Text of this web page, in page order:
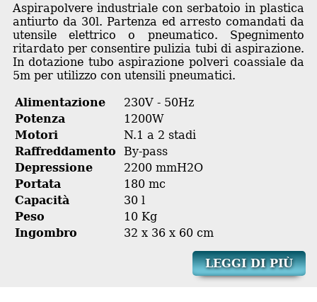
Aspirapolvere industriale con serbatoio in plastica
antiurto da 30l. Partenza ed arresto comandati da
utensile elettrico o pneumatico. Spegnimento
ritardato per consentire pulizia tubi di aspirazione.
In dotazione tubo aspirazione polveri coassiale da
5m per utilizzo con utensili pneumatici.
Alimentazione
230V - 50Hz
Potenza
1200W
Motori
N.1 a 2 stadi
Raffreddamento
By-pass
Depressione
2200 mmH2O
Portata
180 mc
Capacità
30 l
Peso
10 Kg
Ingombro
32 x 36 x 60 cm
LEGGI DI PIÙ